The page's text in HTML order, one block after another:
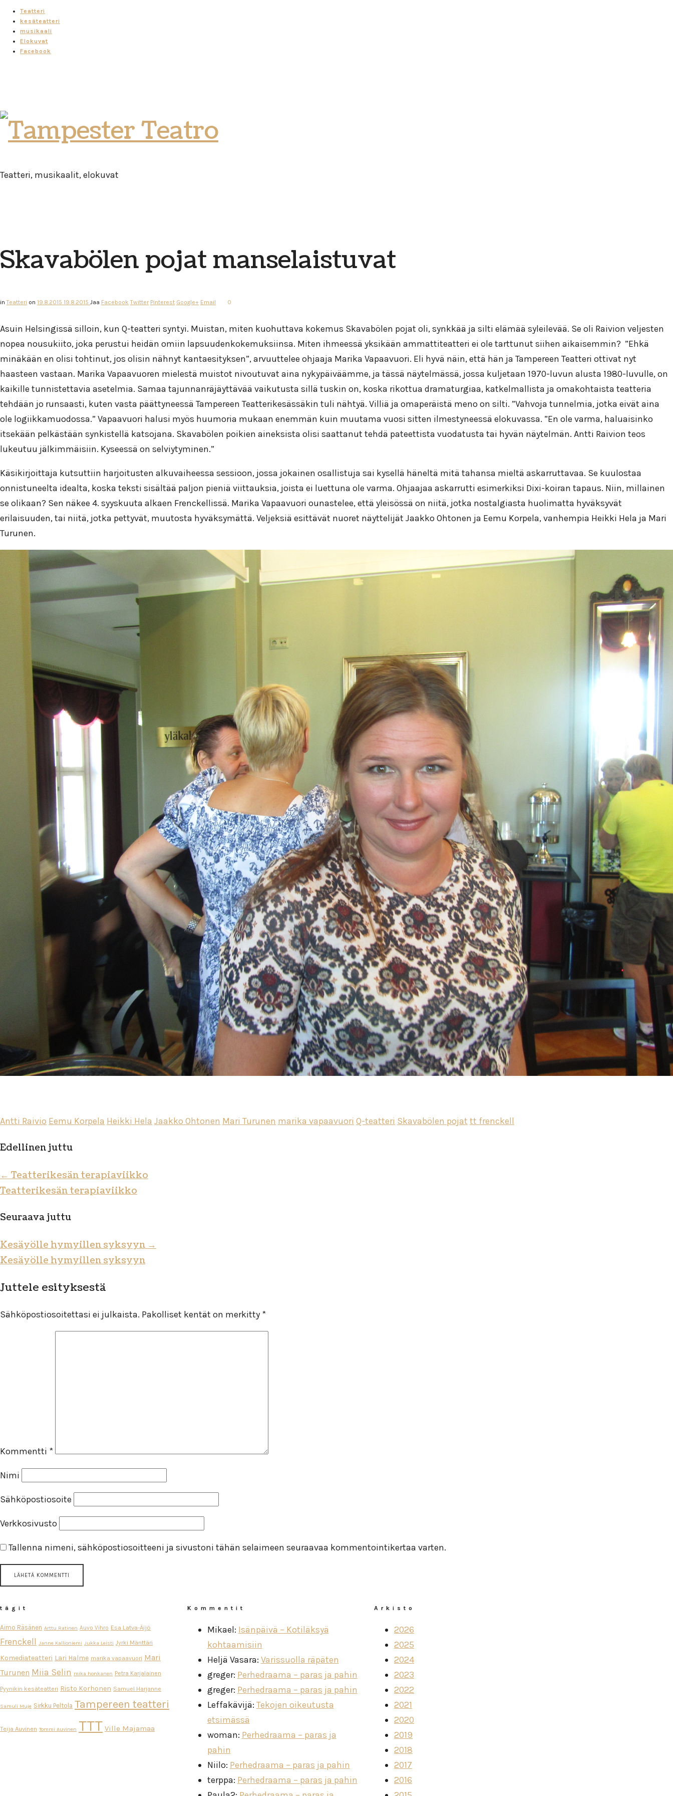
Teatteri
kesäteatteri
musikaali
Elokuvat
Facebook
Tampester
Teatro
Teatteri, musikaalit, elokuvat
Skavabölen pojat manselaistuvat
inTeatteri on 19.8.2015 19.8.2015 Jaa Facebook Twitter Pinterest Google+ Email 0
Asuin Helsingissä silloin, kun Q-teatteri syntyi. Muistan, miten kuohuttava kokemus Skavabölen pojat oli, synkkää ja silti elämää syleilevää. Se oli Raivion veljesten
nopea nousukiito, joka perustui heidän omiin lapsuudenkokemuksiinsa. Miten ihmeessä yksikään ammattiteatteri ei ole tarttunut siihen aikaisemmin? ”Ehkä
minäkään en olisi tohtinut, jos olisin nähnyt kantaesityksen”, arvuuttelee ohjaaja Marika Vapaavuori. Eli hyvä näin, että hän ja Tampereen Teatteri ottivat nyt
haasteen vastaan. Marika Vapaavuoren mielestä muistot nivoutuvat aina nykypäiväämme, ja tässä näytelmässä, jossa kuljetaan 1970-luvun alusta 1980-luvulle, on
kaikille tunnistettavia asetelmia. Samaa tajunnanräjäyttävää vaikutusta sillä tuskin on, koska rikottua dramaturgiaa, katkelmallista ja omakohtaista teatteria
tehdään jo runsaasti, kuten vasta päättyneessä Tampereen Teatterikesässäkin tuli nähtyä. Villiä ja omaperäistä meno on silti. ”Vahvoja tunnelmia, jotka eivät aina
ole logiikkamuodossa.” Vapaavuori halusi myös huumoria mukaan enemmän kuin muutama vuosi sitten ilmestyneessä elokuvassa. ”En ole varma, haluaisinko
itsekään pelkästään synkistellä katsojana. Skavabölen poikien aineksista olisi saattanut tehdä pateettista vuodatusta tai hyvän näytelmän. Antti Raivion teos
lukeutuu jälkimmäisiin. Kyseessä on selviytyminen.”
Käsikirjoittaja kutsuttiin harjoitusten alkuvaiheessa sessioon, jossa jokainen osallistuja sai kysellä häneltä mitä tahansa mieltä askarruttavaa. Se kuulostaa
onnistuneelta idealta, koska teksti sisältää paljon pieniä viittauksia, joista ei luettuna ole varma. Ohjaajaa askarrutti esimerkiksi Dixi-koiran tapaus. Niin, millainen
se olikaan? Sen näkee 4. syyskuuta alkaen Frenckellissä. Marika Vapaavuori ounastelee, että yleisössä on niitä, jotka nostalgiasta huolimatta hyväksyvät
erilaisuuden, tai niitä, jotka pettyvät, muutosta hyväksymättä. Veljeksiä esittävät nuoret näyttelijät Jaakko Ohtonen ja Eemu Korpela, vanhempia Heikki Hela ja Mari
Turunen.
Antti Raivio Eemu Korpela Heikki Hela Jaakko Ohtonen Mari Turunen marika vapaavuori Q-teatteri Skavabölen pojat tt frenckell
Edellinen juttu
← Teatterikesän terapiaviikko
Teatterikesän terapiaviikko
Seuraava juttu
Kesäyölle hymyillen syksyyn→
Kesäyölle hymyillen syksyyn
Juttele esityksestä
Sähköpostiosoitettasi ei julkaista. Pakolliset kentät on merkitty *
Kommentti *
Nimi
Sähköpostiosoite
Verkkosivusto
Tallenna nimeni, sähköpostiosoitteeni ja sivustoni tähän selaimeen seuraavaa kommentointikertaa varten.
tägit
Aimo Räsänen Arttu Ratinen Auvo Vihro Esa Latva-Äijö
Frenckell Janne Kallioniemi Jukka Leisti Jyrki Mänttäri
Komediateatteri Lari Halme marika vapaavuori Mari
Turunen Miia Selin mika honkanen Petra Karjalainen
Pyynikin kesäteatteri Risto Korhonen Samuel Harjanne
Samuli Muje Sirkku Peltola Tampereen teatteri
Teija Auvinen Tommi Auvinen TTT Ville Majamaa
Kommentit
Mikael: Isänpäivä – Kotiläksyä
kohtaamisiin
Heljä Vasara: Varissuolla räpäten
greger: Perhedraama – paras ja pahin
greger: Perhedraama – paras ja pahin
Leffakävijä: Tekojen oikeutusta
etsimässä
woman: Perhedraama – paras ja
pahin
Niilo: Perhedraama – paras ja pahin
terppa: Perhedraama – paras ja pahin
Arkisto
2026
2025
2024
2023
2022
2021
2020
2019
2018
2017
2016